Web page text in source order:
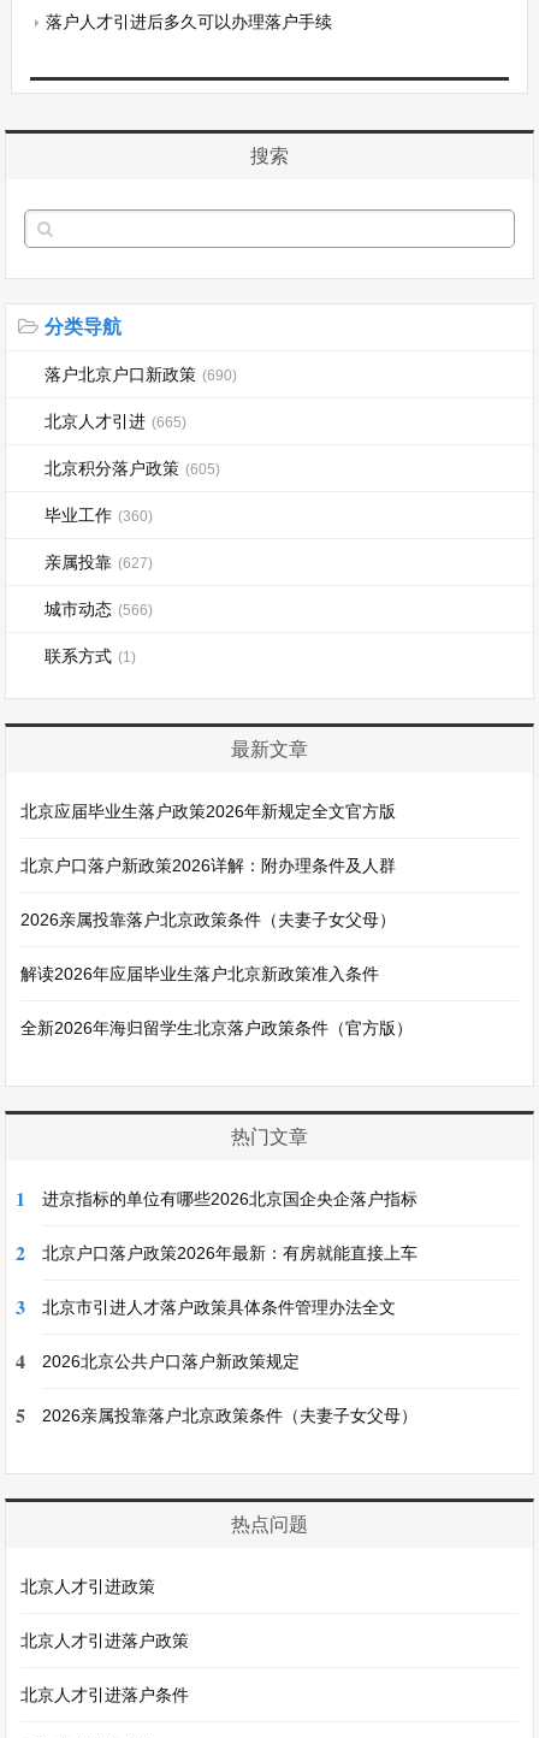
落户人才引进后多久可以办理落户手续
搜索
分类导航
落户北京户口新政策 (690)
北京人才引进 (665)
北京积分落户政策 (605)
毕业工作 (360)
亲属投靠 (627)
城市动态 (566)
联系方式 (1)
最新文章
北京应届毕业生落户政策2026年新规定全文官方版
北京户口落户新政策2026详解：附办理条件及人群
2026亲属投靠落户北京政策条件（夫妻子女父母）
解读2026年应届毕业生落户北京新政策准入条件
全新2026年海归留学生北京落户政策条件（官方版）
热门文章
1 进京指标的单位有哪些2026北京国企央企落户指标
2 北京户口落户政策2026年最新：有房就能直接上车
3 北京市引进人才落户政策具体条件管理办法全文
4 2026北京公共户口落户新政策规定
5 2026亲属投靠落户北京政策条件（夫妻子女父母）
热点问题
北京人才引进政策
北京人才引进落户政策
北京人才引进落户条件